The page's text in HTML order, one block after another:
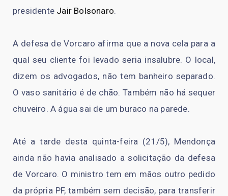
presidente Jair Bolsonaro.
A defesa de Vorcaro afirma que a nova cela para a
qual seu cliente foi levado seria insalubre. O local,
dizem os advogados, não tem banheiro separado.
O vaso sanitário é de chão. Também não há sequer
chuveiro. A água sai de um buraco na parede.
Até a tarde desta quinta-feira (21/5), Mendonça
ainda não havia analisado a solicitação da defesa
de Vorcaro. O ministro tem em mãos outro pedido
da própria PF, também sem decisão, para transferir